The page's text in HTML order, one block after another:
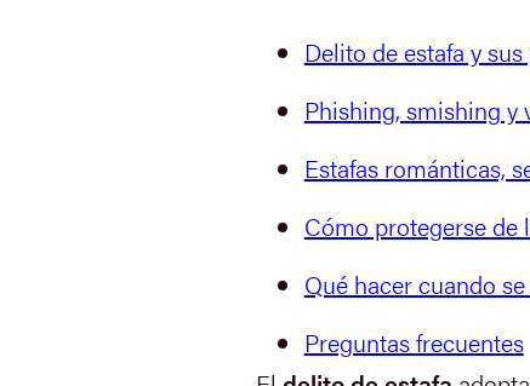
Delito de estafa y
Phishing, smishing y
Estafas románticas,
Cómo protegerse de
Qué hacer cuando
Preguntas frecuentes